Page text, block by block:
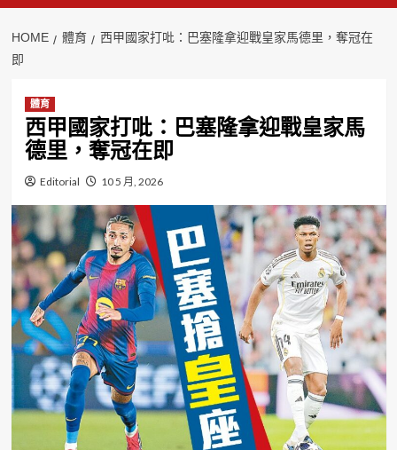
HOME 體育
西甲國家打吡：巴塞隆拿迎戰皇家馬德里，奪冠在
即
體育
西甲國家打吡：巴塞隆拿迎戰皇家馬
德里，奪冠在即
Editorial 10 5 月, 2026